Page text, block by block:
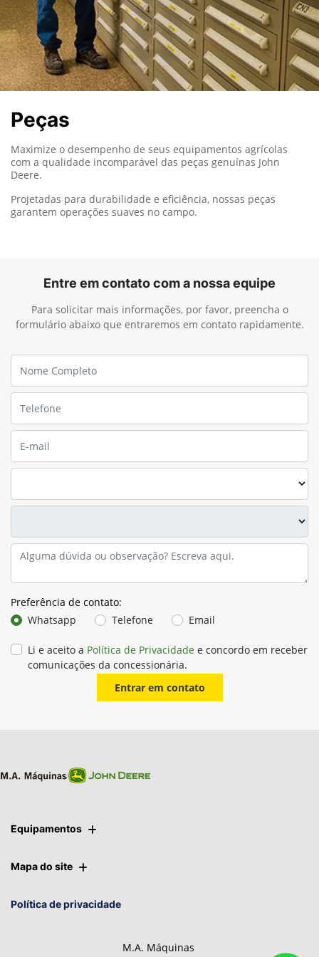
Peças
Maximize o desempenho de seus equipamentos agrícolas
com a qualidade incomparável das peças genuínas John
Deere.
Projetadas para durabilidade e eficiência, nossas peças
garantem operações suaves no campo.
Entre em contato com a nossa equipe
Para solicitar mais informações, por favor, preencha o
formulário abaixo que entraremos em contato rapidamente.
Preferência de contato:
Whatsapp
Telefone Email
Li e aceito a Política de Privacidade e concordo em receber
comunicações da concessionária.
Entrar em contato
Equipamentos
Mapa do site
Política de privacidade
M.A. Máquinas